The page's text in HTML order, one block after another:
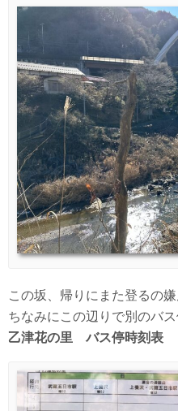
この坂、帰りにまた登るの
ちなみにこの辺りで別のバス
乙津花の里 バス停時刻表